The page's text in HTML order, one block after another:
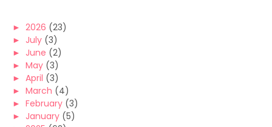
► 2026 (23)
► July (3)
► June (2)
► May (3)
► April (3)
► March (4)
► February (3)
► January (5)